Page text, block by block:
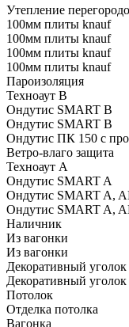
Утепление
100мм плиты knauf
100мм плиты knauf
100мм плиты knauf
100мм плиты knauf
Пароизоляция
Техноаут В
Ондутис SMART B
Ондутис SMART В
Ондутис ПК 150 с
Ветро-влаго защита
Техноаут А
Ондутис SMART A
Ондутис SMART A,
Ондутис SMART A,
Наличник
Из вагонки
Из вагонки
Декоративный уголок
Декоративный уголок
Потолок
Отделка потолка
Вагонка